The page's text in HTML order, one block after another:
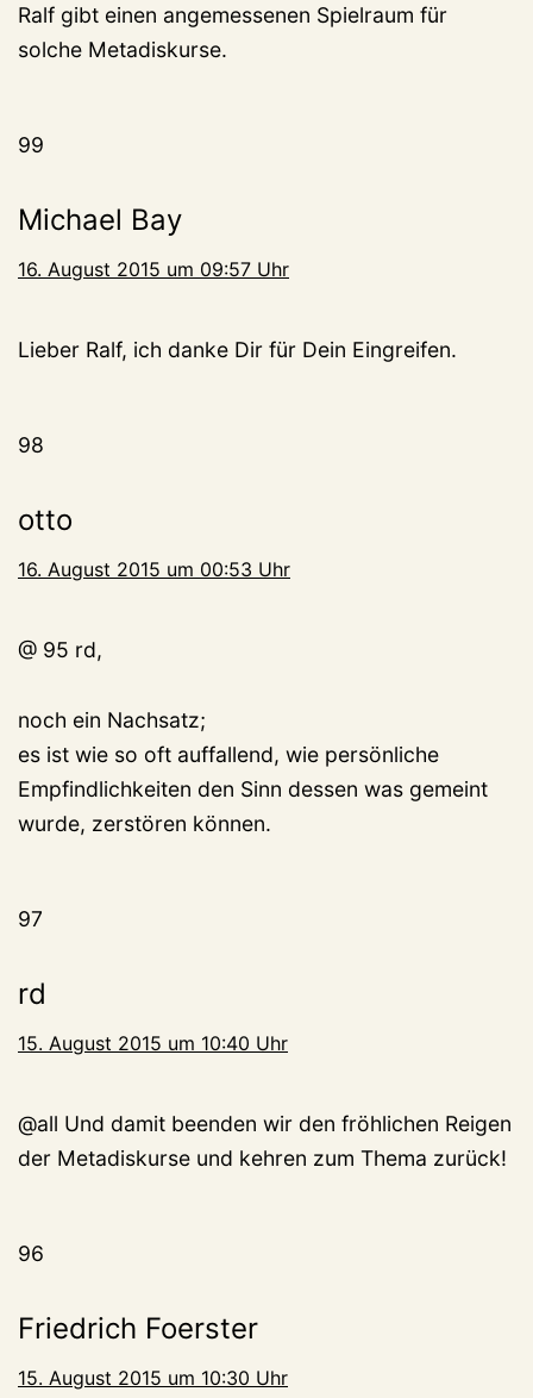
Ralf gibt einen angemessenen Spielraum für
solche Metadiskurse.
99
Michael Bay
16. August 2015 um 09:57 Uhr
Lieber Ralf, ich danke Dir für Dein Eingreifen.
98
otto
16. August 2015 um 00:53 Uhr
@ 95 rd,
noch ein Nachsatz;
es ist wie so oft auffallend, wie persönliche
Empfindlichkeiten den Sinn dessen was gemeint
wurde, zerstören können.
97
rd
15. August 2015 um 10:40 Uhr
@all Und damit beenden wir den fröhlichen Reigen
der Metadiskurse und kehren zum Thema zurück!
96
Friedrich Foerster
15. August 2015 um 10:30 Uhr